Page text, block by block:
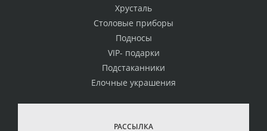
Хрусталь
Столовые приборы
Подносы
VIP- подарки
Подстаканники
Елочные украшения
РАССЫЛКА